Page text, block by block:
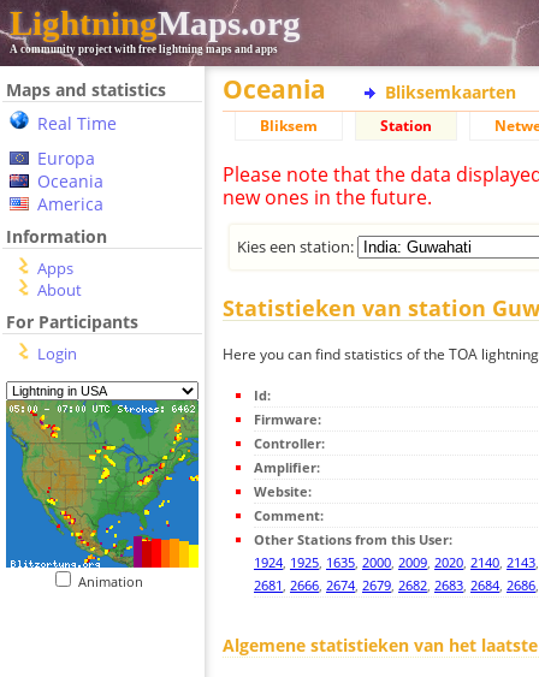
LightningMaps.org
A community project with free lightning maps and apps
Maps and statistics
Real Time
Europa
Oceania
America
Information
Apps
About
For Participants
Login
Animation
Oceania Bliksemkaarten
Bliksem Station
Please note that the data
new ones in the future.
Kies een station:
Statistieken van station
Here you can find statistics of the TOA
Id:
Firmware:
Controller:
Amplifier:
Website:
Comment:
Other Stations from this User:
1924, 1925, 1635, 2000, 2009, 2020, 2140, 2143
2681, 2666, 2674, 2679, 2682, 2683, 2684, 2686
Algemene statistieken van het